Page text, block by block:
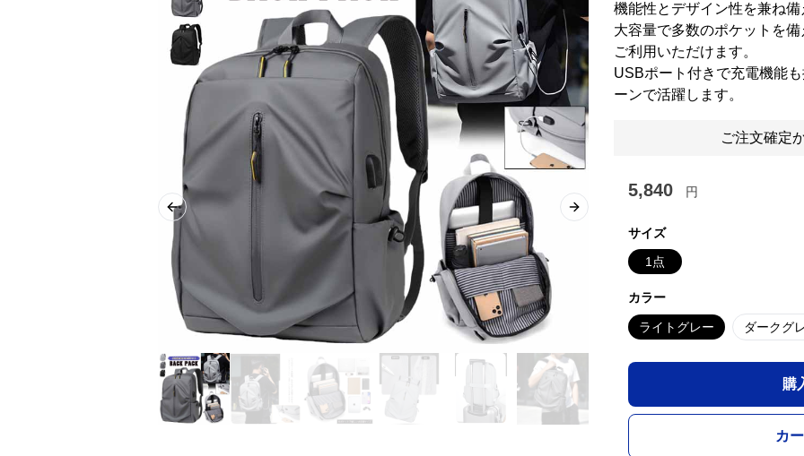
Previous slide Next slide
機能性とデザイン性を兼ね備
大容量で多数のポケットを
ご利用いただけます。
USBポート付きで充電機能
ーンで活躍します。
ご注文確定
5,840 円
サイズ
1点
カラー
ライトグレー ダークグ
購
カ